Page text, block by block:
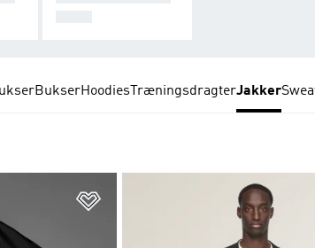
BukserHoodiesTræningsdragterJakker